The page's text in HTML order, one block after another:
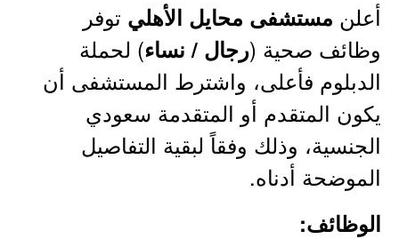
أعلن مستشفى محايل الأهلي توفر
وظائف صحية (رجال / نساء) لحملة
الدبلوم فأعلى، واشترط المستشفى أن
يكون المتقدم أو المتقدمة سعودي
الجنسية، وذلك وفقاً لبقية التفاصيل
الموضحة أدناه.
الوظائف: